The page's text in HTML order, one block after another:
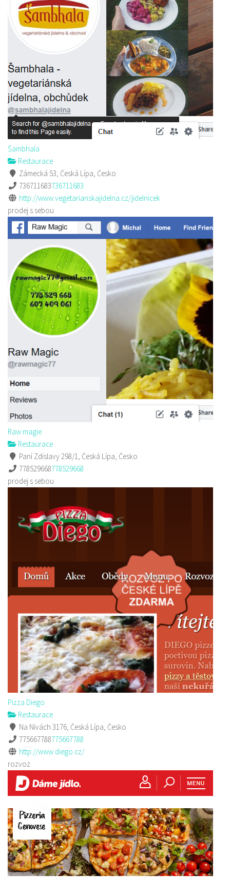
Šambhala
Restaurace
Zámecká 53, Česká Lípa, Česko
736711683736711683
http://www.vegetarianskajidelna.cz/jidelnicek
prodej s sebou
Raw magie
Restaurace
Paní Zdislavy 298/1, Česká Lípa, Česko
778529668778529668
prodej s sebou
Pizza Diego
Restaurace
Na Nivách 3176, Česká Lípa, Česko
775667788775667788
http://www.diego.cz/
rozvoz